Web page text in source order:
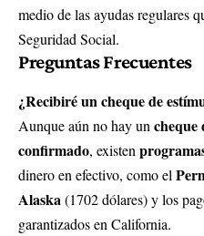
medio de las ayudas regulares
Seguridad Social.
Preguntas Frecuentes
¿Recibiré un cheque de
Aunque aún no hay un cheque
confirmado, existen
dinero en efectivo, como el
Alaska(1702 dólares) y los
garantizados en California.